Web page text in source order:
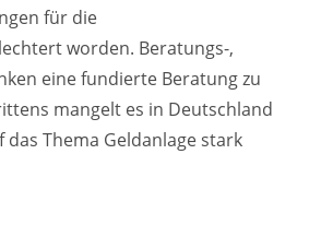
für die
worden. Beratungs-,
eine fundierte Beratung zu
mangelt es in Deutschland
Thema Geldanlage stark